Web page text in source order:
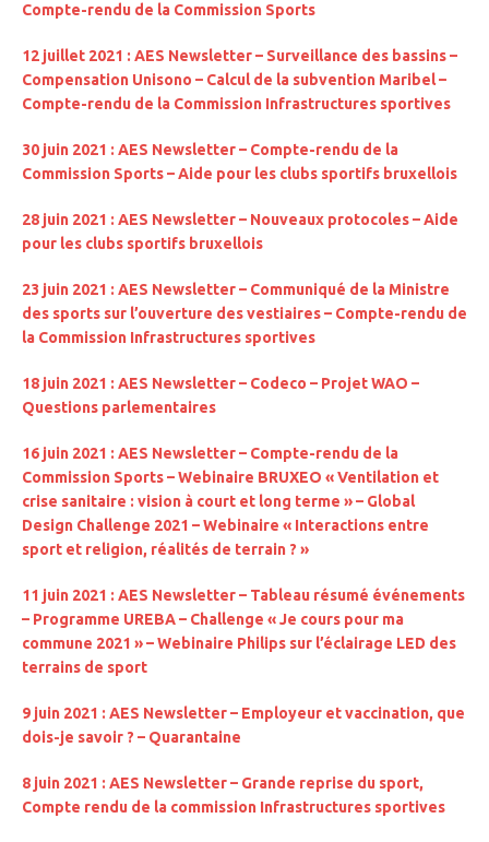
Compte-rendu de la Commission Sports
12 juillet 2021 : AES Newsletter – Surveillance des bassins –
Compensation Unisono – Calcul de la subvention Maribel –
Compte-rendu de la Commission Infrastructures sportives
30 juin 2021 : AES Newsletter – Compte-rendu de la
Commission Sports – Aide pour les clubs sportifs bruxellois
28 juin 2021 : AES Newsletter – Nouveaux protocoles – Aide
pour les clubs sportifs bruxellois
23 juin 2021 : AES Newsletter – Communiqué de la Ministre
des sports sur l’ouverture des vestiaires – Compte-rendu de
la Commission Infrastructures sportives
18 juin 2021 : AES Newsletter – Codeco – Projet WAO –
Questions parlementaires
16 juin 2021 : AES Newsletter – Compte-rendu de la
Commission Sports – Webinaire BRUXEO « Ventilation et
crise sanitaire : vision à court et long terme » – Global
Design Challenge 2021 – Webinaire « Interactions entre
sport et religion, réalités de terrain ? »
11 juin 2021 : AES Newsletter – Tableau résumé événements
– Programme UREBA – Challenge « Je cours pour ma
commune 2021 » – Webinaire Philips sur l’éclairage LED des
terrains de sport
9 juin 2021 : AES Newsletter – Employeur et vaccination, que
dois-je savoir ? – Quarantaine
8 juin 2021 : AES Newsletter – Grande reprise du sport,
Compte rendu de la commission Infrastructures sportives